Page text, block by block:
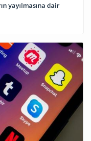
yayılmasına dair